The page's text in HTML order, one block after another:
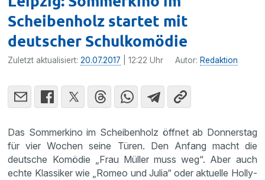
Scheibenholz startet mit
deutscher Schulkomödie
Zuletzt aktualisiert:20.07.2017 | 12:22 Uhr Autor: Redaktion
Das Sommer­kino im Schei­ben­holz öffnet ab Donnerstag
für vier Wochen seine Türen. Den Anfang macht die
deutsche Komödie „Frau Müller muss weg“. Aber auch
echte Klassiker wie „Romeo und Julia“ oder aktuelle Holly­